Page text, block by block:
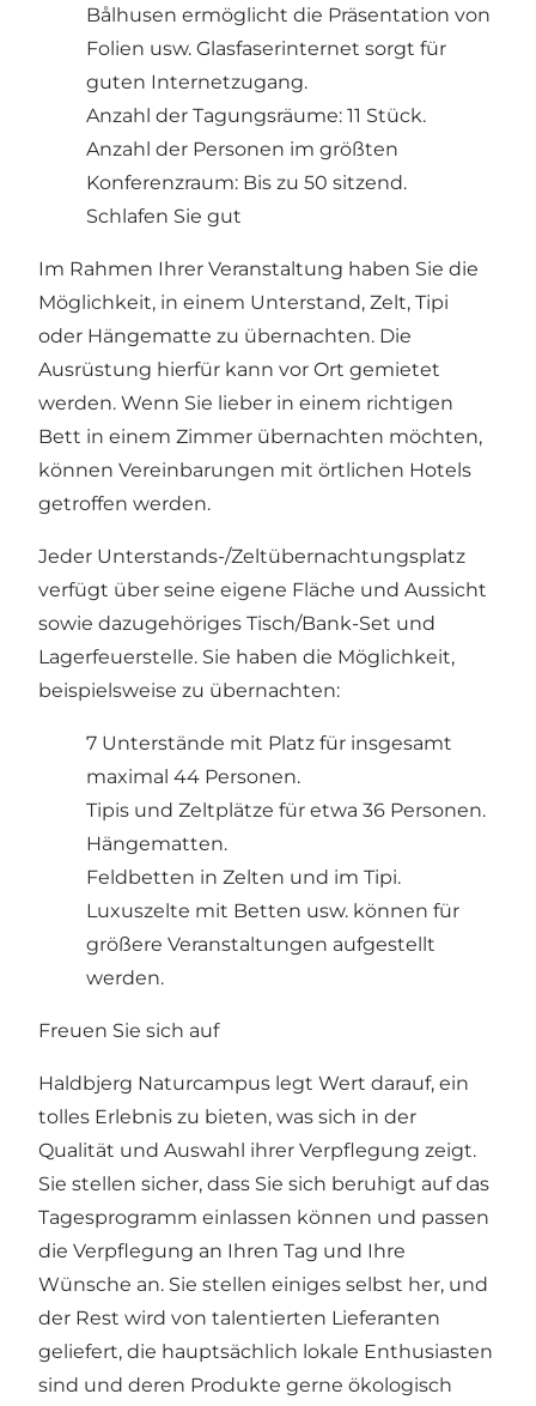
Bålhusen ermöglicht die Präsentation von
Folien usw. Glasfaserinternet sorgt für
guten Internetzugang.
Anzahl der Tagungsräume: 11 Stück.
Anzahl der Personen im größten
Konferenzraum: Bis zu 50 sitzend.
Schlafen Sie gut
Im Rahmen Ihrer Veranstaltung haben Sie die
Möglichkeit, in einem Unterstand, Zelt, Tipi
oder Hängematte zu übernachten. Die
Ausrüstung hierfür kann vor Ort gemietet
werden. Wenn Sie lieber in einem richtigen
Bett in einem Zimmer übernachten möchten,
können Vereinbarungen mit örtlichen Hotels
getroffen werden.
Jeder Unterstands-/Zeltübernachtungsplatz
verfügt über seine eigene Fläche und Aussicht
sowie dazugehöriges Tisch/Bank-Set und
Lagerfeuerstelle. Sie haben die Möglichkeit,
beispielsweise zu übernachten:
7 Unterstände mit Platz für insgesamt
maximal 44 Personen.
Tipis und Zeltplätze für etwa 36 Personen.
Hängematten.
Feldbetten in Zelten und im Tipi.
Luxuszelte mit Betten usw. können für
größere Veranstaltungen aufgestellt
werden.
Freuen Sie sich auf
Haldbjerg Naturcampus legt Wert darauf, ein
tolles Erlebnis zu bieten, was sich in der
Qualität und Auswahl ihrer Verpflegung zeigt.
Sie stellen sicher, dass Sie sich beruhigt auf das
Tagesprogramm einlassen können und passen
die Verpflegung an Ihren Tag und Ihre
Wünsche an. Sie stellen einiges selbst her, und
der Rest wird von talentierten Lieferanten
geliefert, die hauptsächlich lokale Enthusiasten
sind und deren Produkte gerne ökologisch